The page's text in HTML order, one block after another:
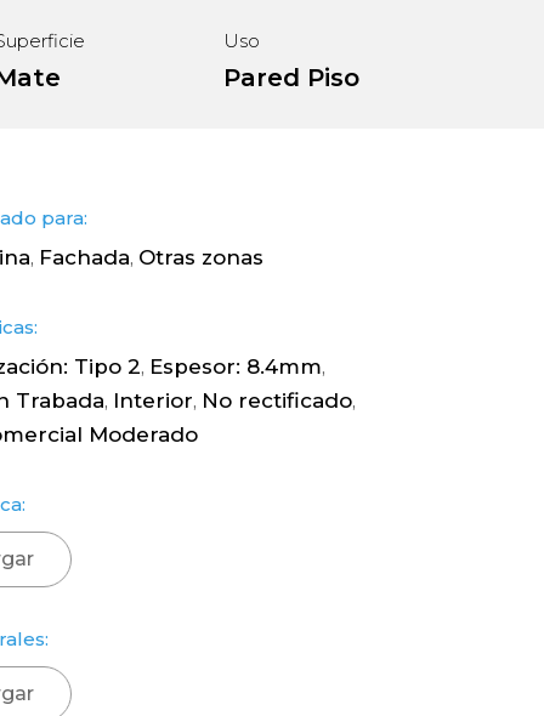
Uso
Pared Piso
para:
, Fachada, Otras zonas
Tipo 2, Espesor: 8.4mm,
Trabada, Interior, No rectificado,
Moderado